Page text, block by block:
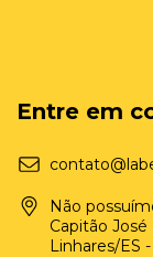
Entre em
Não
Capitão José
Linhares/ES